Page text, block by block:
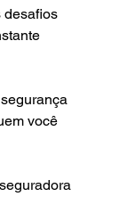
desafios
você